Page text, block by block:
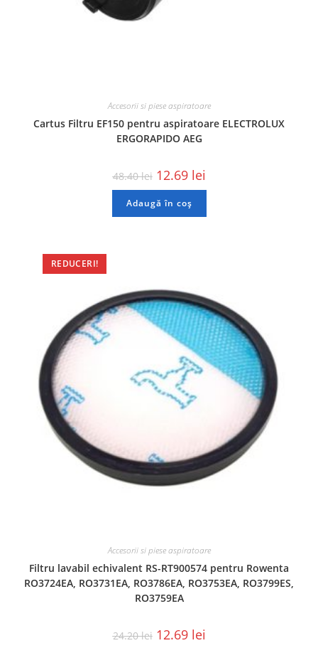
Accesorii si piese aspiratoare
Cartus Filtru EF150 pentru aspiratoare ELECTROLUX
ERGORAPIDO AEG
48.40lei 12.69 lei
Adaugă în coș
REDUCERI!
Accesorii si piese aspiratoare
Filtru lavabil echivalent RS-RT900574 pentru Rowenta
RO3724EA, RO3731EA, RO3786EA, RO3753EA, RO3799ES,
RO3759EA
24.20lei 12.69 lei